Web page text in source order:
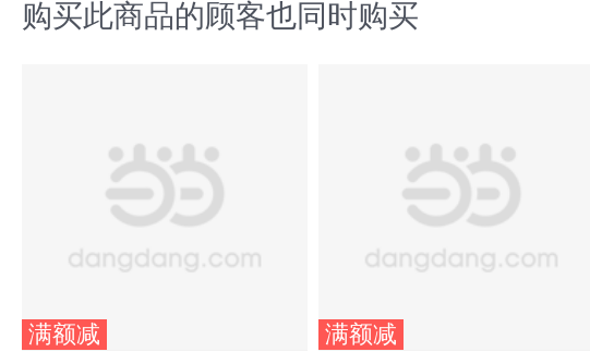
购买此商品的顾客也同时购买
满额减 满额减